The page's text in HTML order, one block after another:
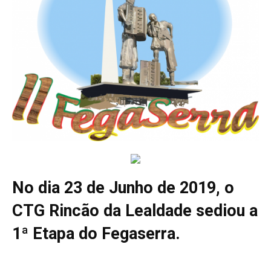
No dia 23 de Junho de 2019, o
CTG Rincão da Lealdade sediou a
1ª Etapa do Fegaserra.